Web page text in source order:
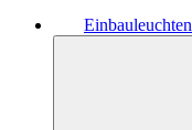
Einbauleuchten